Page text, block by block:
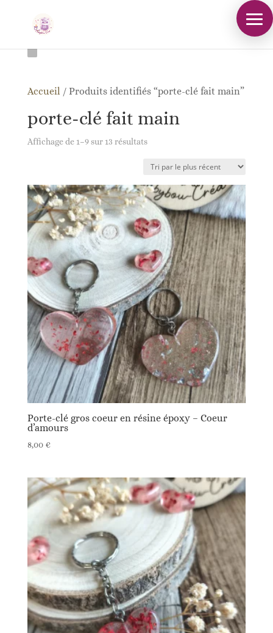
Accueil / Produits identifiés “porte-clé fait main”
porte-clé fait main
Affichage de 1–9 sur 13 résultatsTrié
plus
récent
au
plus
ancien
Porte-clé gros coeur en résine époxy – Coeur
d’amours
8,00 €